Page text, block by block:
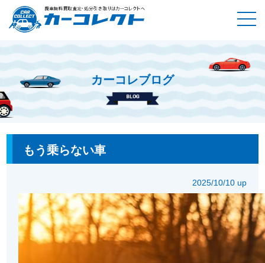
カーコレブログ
ホーム カーコレブログ もう乗らない車
もう乗らない車
2025/10/10 up